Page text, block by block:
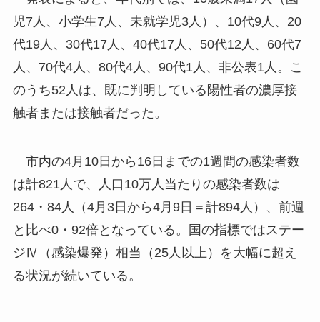
児7人、小学生7人、未就学児3人）、10代9人、20
代19人、30代17人、40代17人、50代12人、60代7
人、70代4人、80代4人、90代1人、非公表1人。こ
のうち52人は、既に判明している陽性者の濃厚接
触者または接触者だった。
市内の4月10日から16日までの1週間の感染者数
は計821人で、人口10万人当たりの感染者数は
264・84人（4月3日から4月9日＝計894人）、前週
と比べ0・92倍となっている。国の指標ではステー
ジⅣ（感染爆発）相当（25人以上）を大幅に超え
る状況が続いている。